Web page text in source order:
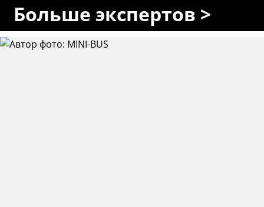
Больше экспертов >